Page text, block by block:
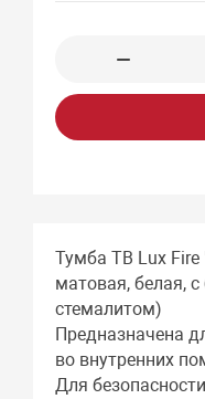
Тумба ТВ Lux Fire
матовая, белая,
стемалитом)
Предназначена
во внутренних
Для